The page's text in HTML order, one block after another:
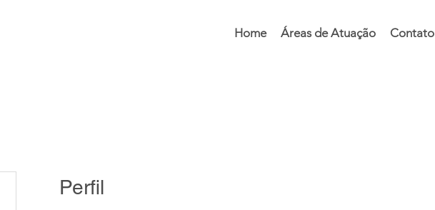
Home Áreas de Atuação Contato
Perfil